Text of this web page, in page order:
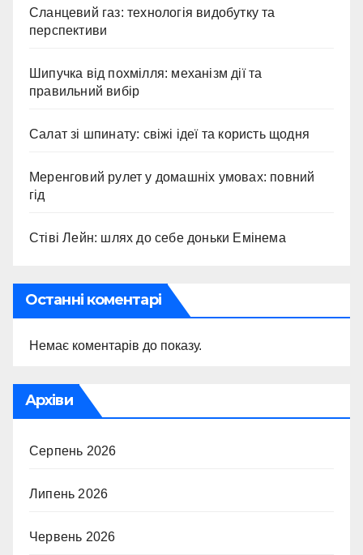
Сланцевий газ: технологія видобутку та
перспективи
Шипучка від похмілля: механізм дії та
правильний вибір
Салат зі шпинату: свіжі ідеї та користь щодня
Меренговий рулет у домашніх умовах: повний
гід
Стіві Лейн: шлях до себе доньки Емінема
Останні коментарі
Немає коментарів до показу.
Архіви
Серпень 2026
Липень 2026
Червень 2026